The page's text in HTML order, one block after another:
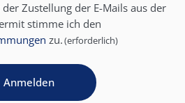
der E-Mails aus der
stimme ich den
zu.(erforderlich)